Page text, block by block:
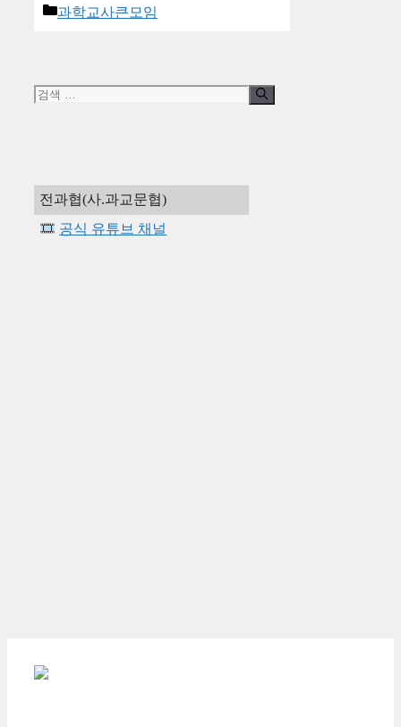
카
과학교사큰모임
검
전과협(사.과교문협)
공식 유튜브 채널